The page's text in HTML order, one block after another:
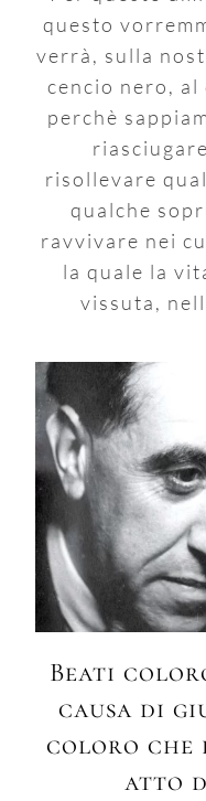
questo
verrà, sulla
cencio nero,
perchè
risollevare
qualche
ravvivare nei
la quale la
vissuta,
Beati
causa di
coloro che
atto